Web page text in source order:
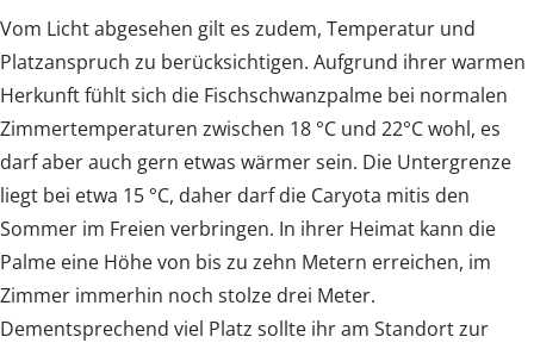
Vom Licht abgesehen gilt es zudem, Temperatur und
Platzanspruch zu berücksichtigen. Aufgrund ihrer warmen
Herkunft fühlt sich die Fischschwanzpalme bei normalen
Zimmertemperaturen zwischen 18 °C und 22°C wohl, es
darf aber auch gern etwas wärmer sein. Die Untergrenze
liegt bei etwa 15 °C, daher darf die Caryota mitis den
Sommer im Freien verbringen. In ihrer Heimat kann die
Palme eine Höhe von bis zu zehn Metern erreichen, im
Zimmer immerhin noch stolze drei Meter.
Dementsprechend viel Platz sollte ihr am Standort zur